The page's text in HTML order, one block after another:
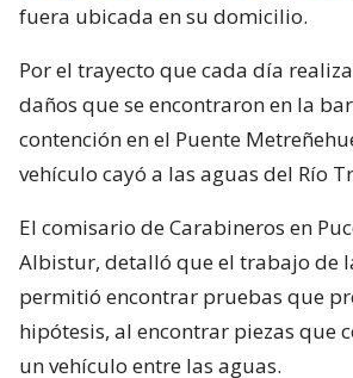
fuera ubicada en su domicilio.
Por el trayecto que cada día
daños que se encontraron en la
contención en el Puente
vehículo cayó a las aguas del Río
El comisario de Carabineros en
Albistur, detalló que el trabajo de
permitió encontrar pruebas que
hipótesis, al encontrar piezas que
un vehículo entre las aguas.